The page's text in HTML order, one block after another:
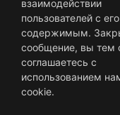
взаимодействии
пользователей с его
содержимым.
сообщение, вы
соглашаетесь с
использованием
cookie.